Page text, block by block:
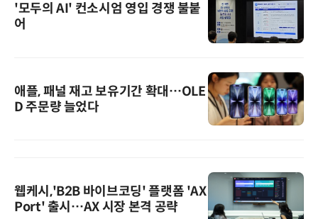
'모두의 AI' 컨소시엄 영입 경쟁 불붙
어
애플, 패널 재고 보유기간 확대…OLE
D 주문량 늘었다
웹케시,'B2B 바이브코딩' 플랫폼 'AX
Port' 출시…AX 시장 본격 공략